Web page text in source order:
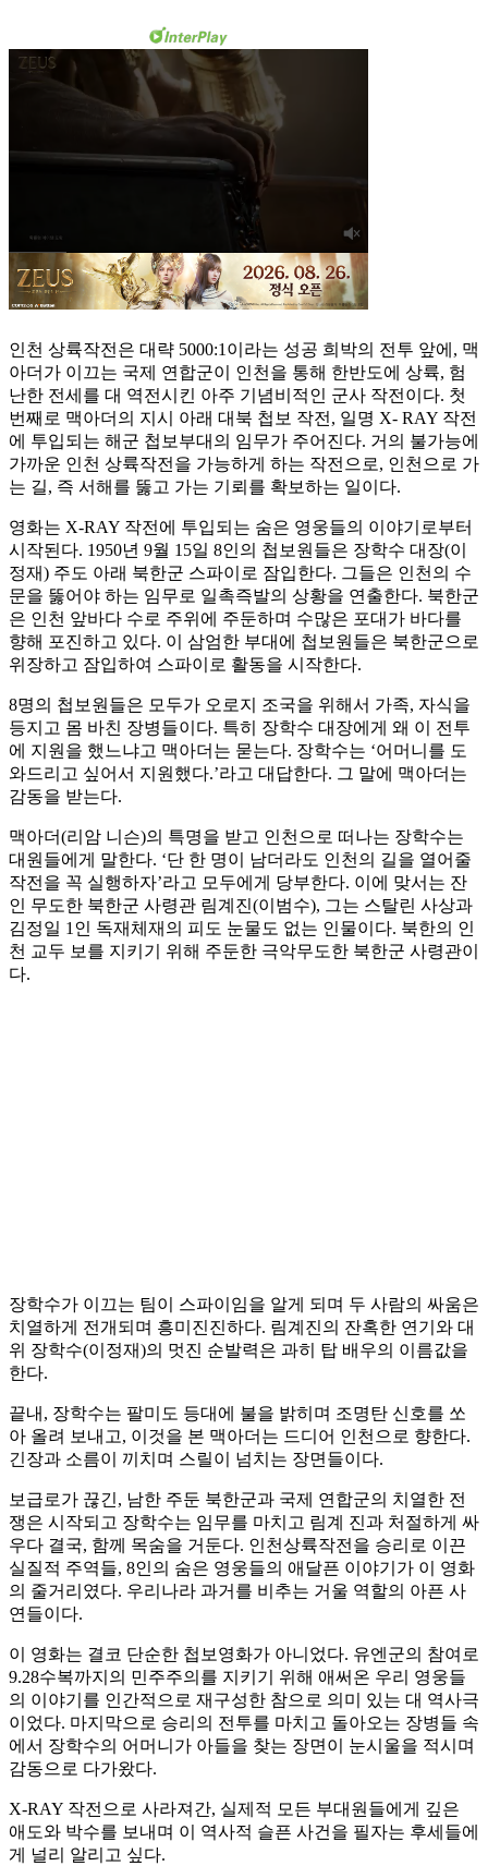
인천 상륙작전은 대략 5000:1이라는 성공 희박의 전투 앞에, 맥
아더가 이끄는 국제 연합군이 인천을 통해 한반도에 상륙, 험
난한 전세를 대 역전시킨 아주 기념비적인 군사 작전이다. 첫
번째로 맥아더의 지시 아래 대북 첩보 작전, 일명 X- RAY 작전
에 투입되는 해군 첩보부대의 임무가 주어진다. 거의 불가능에
가까운 인천 상륙작전을 가능하게 하는 작전으로, 인천으로 가
는 길, 즉 서해를 뚫고 가는 기뢰를 확보하는 일이다.
영화는 X-RAY 작전에 투입되는 숨은 영웅들의 이야기로부터
시작된다. 1950년 9월 15일 8인의 첩보원들은 장학수 대장(이
정재) 주도 아래 북한군 스파이로 잠입한다. 그들은 인천의 수
문을 뚫어야 하는 임무로 일촉즉발의 상황을 연출한다. 북한군
은 인천 앞바다 수로 주위에 주둔하며 수많은 포대가 바다를
향해 포진하고 있다. 이 삼엄한 부대에 첩보원들은 북한군으로
위장하고 잠입하여 스파이로 활동을 시작한다.
8명의 첩보원들은 모두가 오로지 조국을 위해서 가족, 자식을
등지고 몸 바친 장병들이다. 특히 장학수 대장에게 왜 이 전투
에 지원을 했느냐고 맥아더는 묻는다. 장학수는 ‘어머니를 도
와드리고 싶어서 지원했다.’라고 대답한다. 그 말에 맥아더는
감동을 받는다.
맥아더(리암 니슨)의 특명을 받고 인천으로 떠나는 장학수는
대원들에게 말한다. ‘단 한 명이 남더라도 인천의 길을 열어줄
작전을 꼭 실행하자’라고 모두에게 당부한다. 이에 맞서는 잔
인 무도한 북한군 사령관 림계진(이범수), 그는 스탈린 사상과
김정일 1인 독재체재의 피도 눈물도 없는 인물이다. 북한의 인
천 교두 보를 지키기 위해 주둔한 극악무도한 북한군 사령관이
다.
장학수가 이끄는 팀이 스파이임을 알게 되며 두 사람의 싸움은
치열하게 전개되며 흥미진진하다. 림계진의 잔혹한 연기와 대
위 장학수(이정재)의 멋진 순발력은 과히 탑 배우의 이름값을
한다.
끝내, 장학수는 팔미도 등대에 불을 밝히며 조명탄 신호를 쏘
아 올려 보내고, 이것을 본 맥아더는 드디어 인천으로 향한다.
긴장과 소름이 끼치며 스릴이 넘치는 장면들이다.
보급로가 끊긴, 남한 주둔 북한군과 국제 연합군의 치열한 전
쟁은 시작되고 장학수는 임무를 마치고 림계 진과 처절하게 싸
우다 결국, 함께 목숨을 거둔다. 인천상륙작전을 승리로 이끈
실질적 주역들, 8인의 숨은 영웅들의 애달픈 이야기가 이 영화
의 줄거리였다. 우리나라 과거를 비추는 거울 역할의 아픈 사
연들이다.
이 영화는 결코 단순한 첩보영화가 아니었다. 유엔군의 참여로
9.28수복까지의 민주주의를 지키기 위해 애써온 우리 영웅들
의 이야기를 인간적으로 재구성한 참으로 의미 있는 대 역사극
이었다. 마지막으로 승리의 전투를 마치고 돌아오는 장병들 속
에서 장학수의 어머니가 아들을 찾는 장면이 눈시울을 적시며
감동으로 다가왔다.
X-RAY 작전으로 사라져간, 실제적 모든 부대원들에게 깊은
애도와 박수를 보내며 이 역사적 슬픈 사건을 필자는 후세들에
게 널리 알리고 싶다.